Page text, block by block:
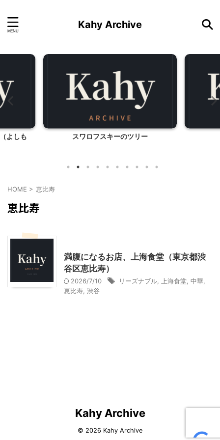
Kahy Archive
よしも スワロフスキーのツリー
HOME > 恵比寿
恵比寿
満腹になるお店、上海食堂（東京都渋
谷区恵比寿）
2026/7/10 リーズナブル 上海食堂 中華
恵比寿 渋谷
Kahy Archive
© 2026 Kahy Archive